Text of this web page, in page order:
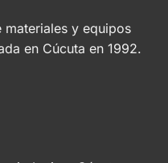
y equipos
en Cúcuta en 1992.